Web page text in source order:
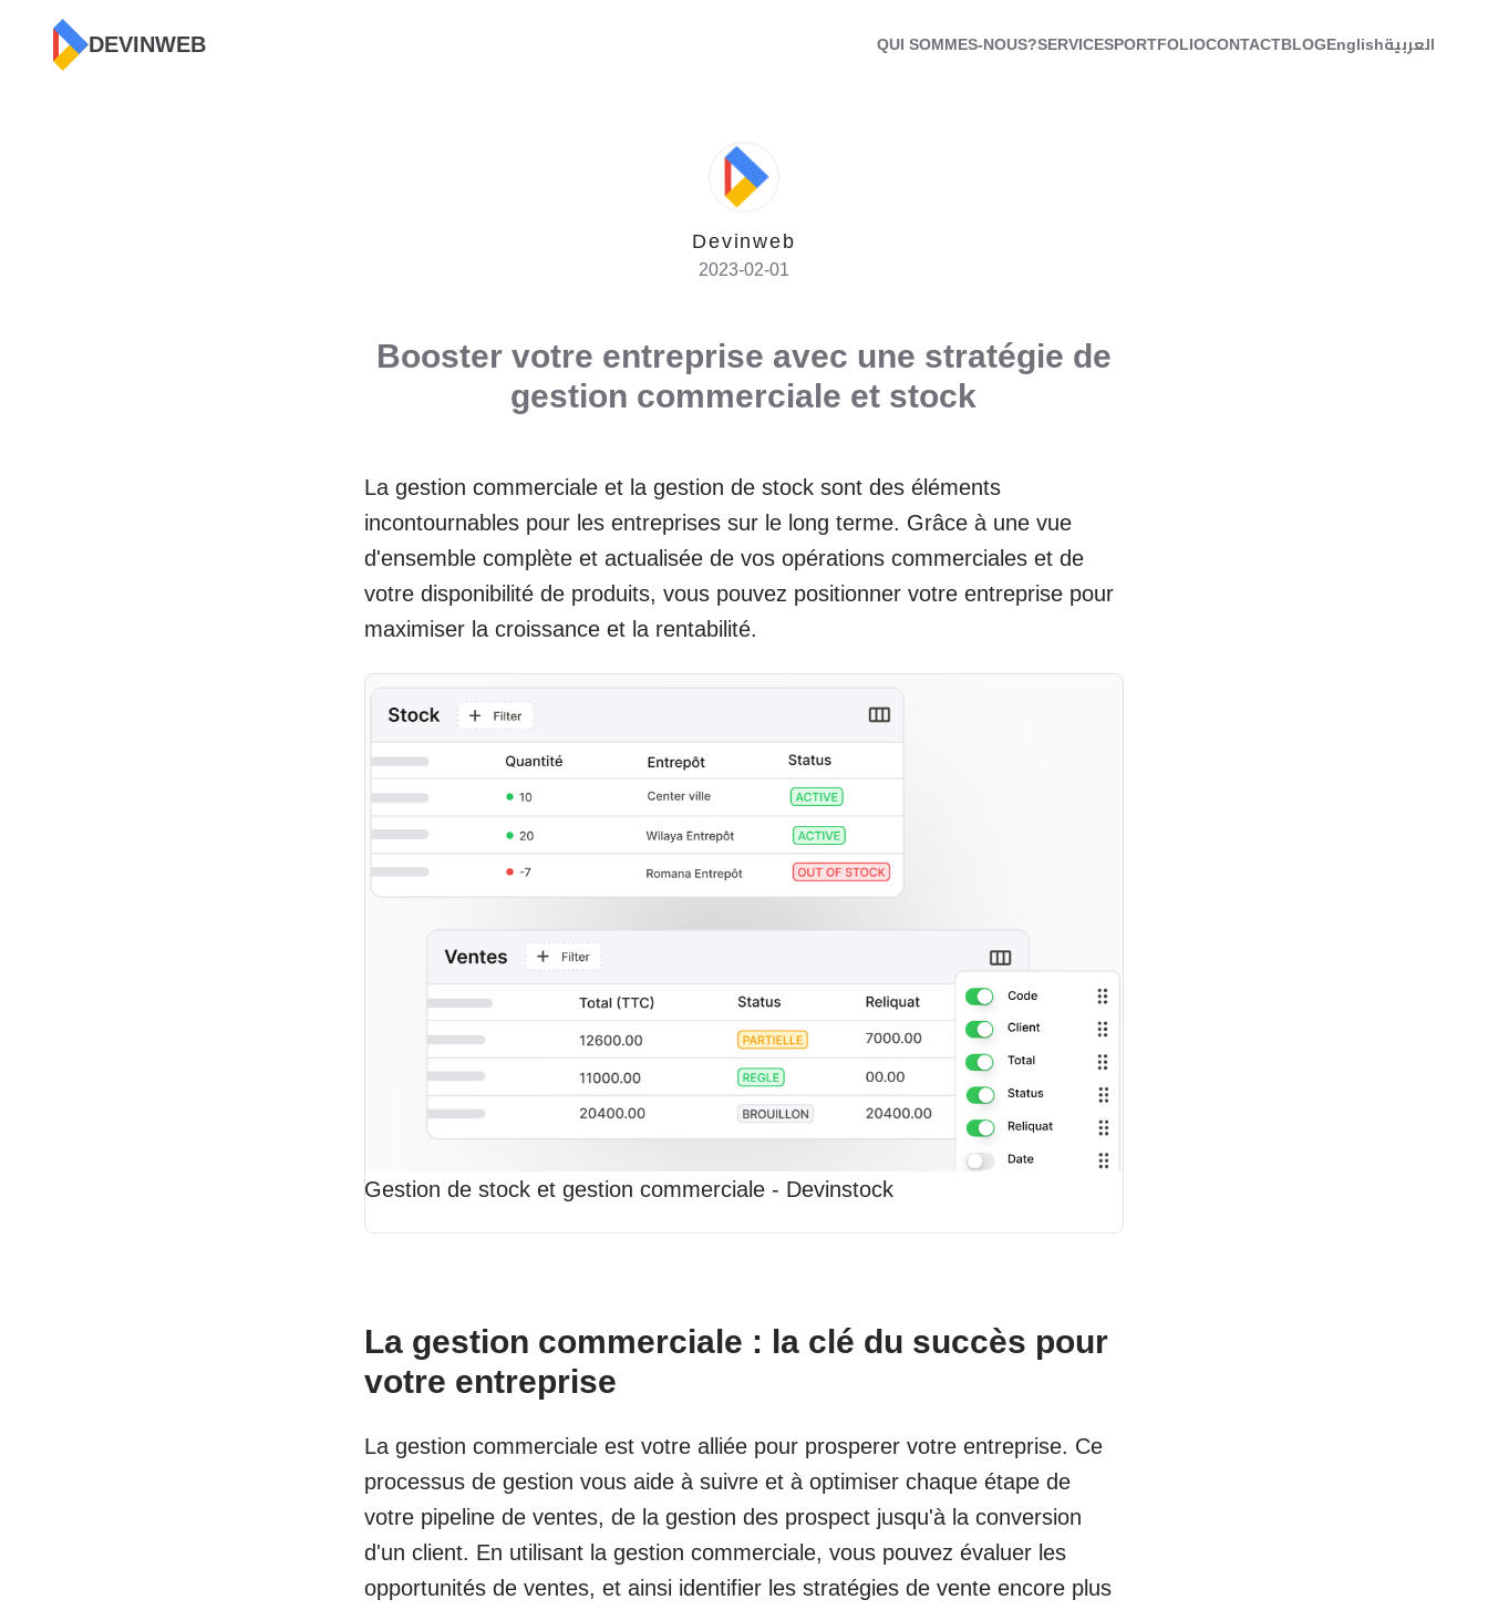
DEVINWEB QUI SOMMES-NOUS?SERVICESPORTFOLIOCONTACTBLOGEnglishالعربية
Devinweb
2023-02-01
Booster votre entreprise avec une stratégie de
gestion commerciale et stock
La gestion commerciale et la gestion de stock sont des éléments
incontournables pour les entreprises sur le long terme. Grâce à une vue
d'ensemble complète et actualisée de vos opérations commerciales et de
votre disponibilité de produits, vous pouvez positionner votre entreprise pour
maximiser la croissance et la rentabilité.
Gestion de stock et gestion commerciale - Devinstock
La gestion commerciale : la clé du succès pour
votre entreprise
La gestion commerciale est votre alliée pour prosperer votre entreprise. Ce
processus de gestion vous aide à suivre et à optimiser chaque étape de
votre pipeline de ventes, de la gestion des prospect jusqu'à la conversion
d'un client. En utilisant la gestion commerciale, vous pouvez évaluer les
opportunités de ventes, et ainsi identifier les stratégies de vente encore plus